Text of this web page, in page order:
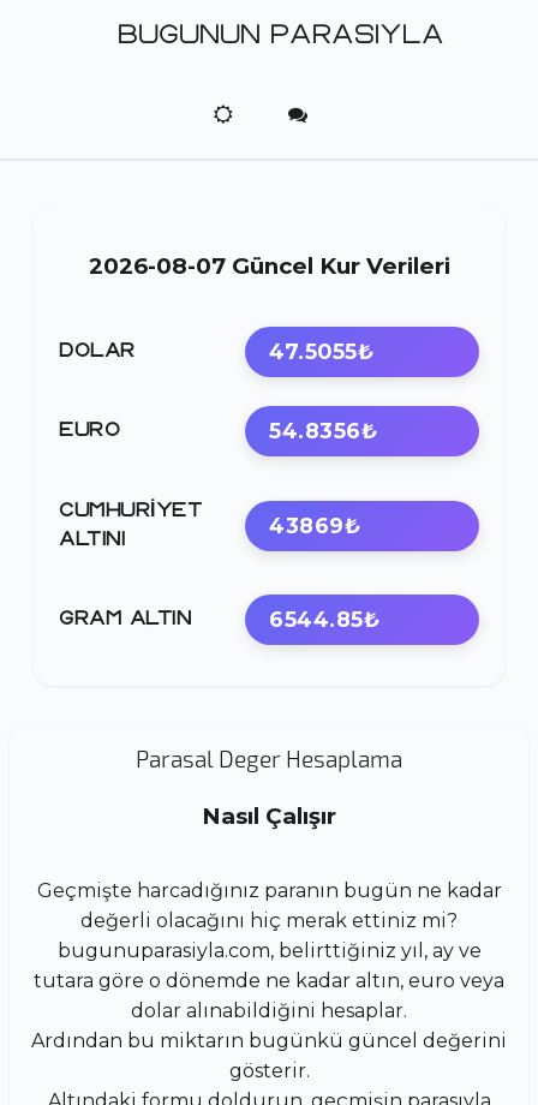
BUGUNUN PARASIYLA
2026-08-07 Güncel Kur Verileri
DOLAR 47.5055₺
EURO 54.8356₺
CUMHURIYET
ALTINI
43869₺
GRAM ALTIN 6544.85₺
Parasal Deger Hesaplama
Nasıl Çalışır
Geçmişte harcadığınız paranın bugün ne kadar
değerli olacağını hiç merak ettiniz mi?
bugunuparasiyla.com, belirttiğiniz yıl, ay ve
tutara göre o dönemde ne kadar altın, euro veya
dolar alınabildiğini hesaplar.
Ardından bu miktarın bugünkü güncel değerini
gösterir.